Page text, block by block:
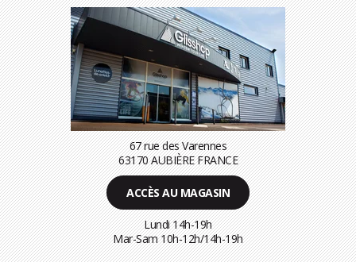
67 rue des Varennes
63170 AUBIÈRE FRANCE
ACCÈS AU MAGASIN
Lundi 14h-19h
Mar-Sam 10h-12h/14h-19h